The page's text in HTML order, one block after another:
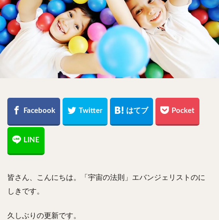
皆さん、こんにちは。「宇宙の法則」エバンジェリストのに
しきです。
久しぶりの更新です。